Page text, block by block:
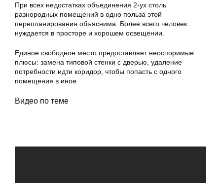
При всех недостатках объединения 2-ух столь
разнородных помещений в одно польза этой
перепланирования объяснима. Более всего человек
нуждается в просторе и хорошем освещении.
Единое свободное место предоставляет неоспоримые
плюсы: замена типовой стенки с дверью, удаление
потребности идти коридор, чтобы попасть с одного
помещения в иное.
Видео по теме